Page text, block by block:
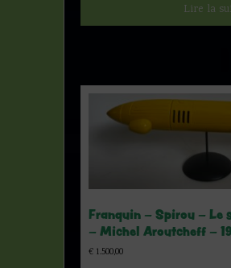
Lire la
Franquin – Spirou – Le
– Michel Aroutcheff –
€ 1.500,00